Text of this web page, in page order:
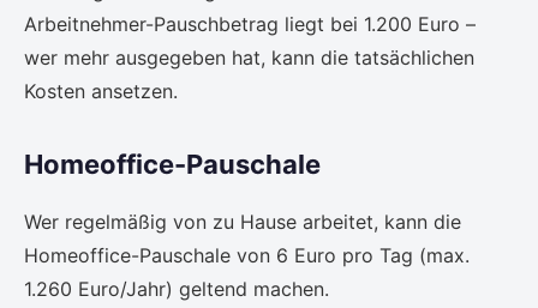
Arbeitnehmer-Pauschbetrag liegt bei 1.200 Euro –
wer mehr ausgegeben hat, kann die tatsächlichen
Kosten ansetzen.
Homeoffice-Pauschale
Wer regelmäßig von zu Hause arbeitet, kann die
Homeoffice-Pauschale von 6 Euro pro Tag (max.
1.260 Euro/Jahr) geltend machen.